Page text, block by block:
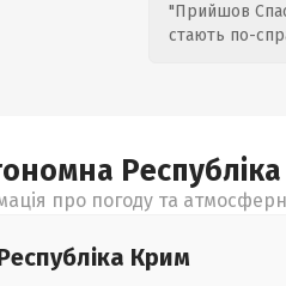
"Прийшов
стають по-
про погоду та
Крим